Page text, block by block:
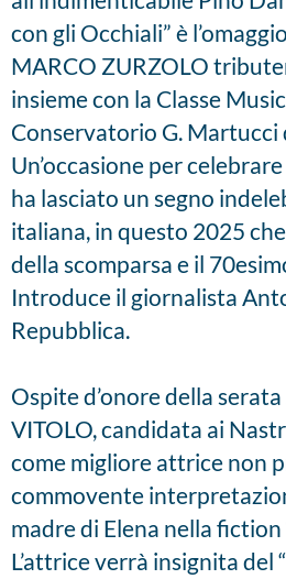
con gli Occhiali” è
MARCO ZURZOLO
insieme con la Classe
Conservatorio G. Martucci
Un’occasione per
ha lasciato un segno
italiana, in questo 2025
della scomparsa e il
Introduce il giornalista
Repubblica.
Ospite d’onore della
VITOLO, candidata ai
come migliore attrice non
commovente
madre di Elena nella fiction
L’attrice verrà insignita del